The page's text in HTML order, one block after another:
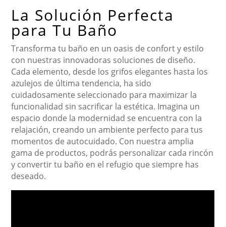
La Solución Perfecta
para Tu Baño
Transforma tu baño en un oasis de confort y estilo
con nuestras innovadoras soluciones de diseño.
Cada elemento, desde los grifos elegantes hasta los
azulejos de última tendencia, ha sido
cuidadosamente seleccionado para maximizar la
funcionalidad sin sacrificar la estética. Imagina un
espacio donde la modernidad se encuentra con la
relajación, creando un ambiente perfecto para tus
momentos de autocuidado. Con nuestra amplia
gama de productos, podrás personalizar cada rincón
y convertir tu baño en el refugio que siempre has
deseado.